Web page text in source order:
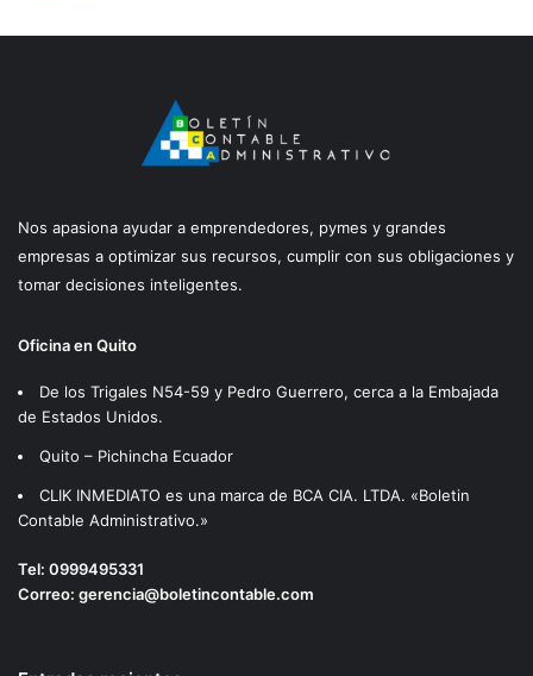
Nos apasiona ayudar a emprendedores, pymes y grandes
empresas a optimizar sus recursos, cumplir con sus obligaciones y
tomar decisiones inteligentes.
Oficina en Quito
De los Trigales N54-59 y Pedro Guerrero, cerca a la Embajada
de Estados Unidos.
Quito – Pichincha Ecuador
CLIK INMEDIATO es una marca de BCA CIA. LTDA. «Boletin
Contable Administrativo.»
Tel: 0999495331
Correo: gerencia@boletincontable.com